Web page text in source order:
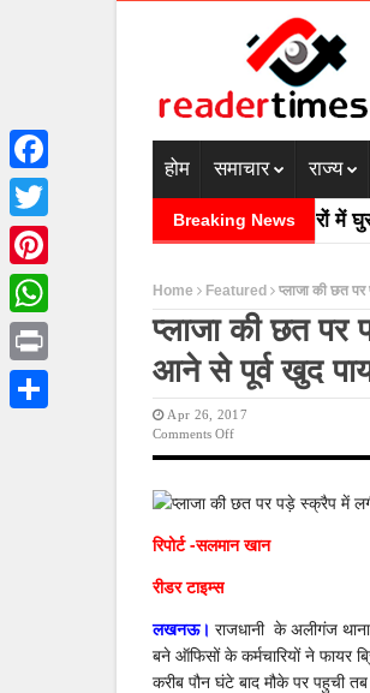
होम समाचार राज्य
Breaking News
में बादल फटने से तीन की मौत घरों में घुसा
Home Featured प्लाजा की छत
प्लाजा की छत पर
आने से पूर्व खुद
Apr 26, 2017
Comments OffOn
पर
स्क्रैप
आग,
बिग्रेड
की
रिपोर्ट -सलमान खान
रीडर टाइम्स
लखनऊ। राजधानी के अलीगंज
बने ऑफिसों के कर्मचारियों ने फायर
करीब पौन घंटे बाद मौके पर पहुची
Facebook
Twitter
Pinterest
WhatsApp
Print